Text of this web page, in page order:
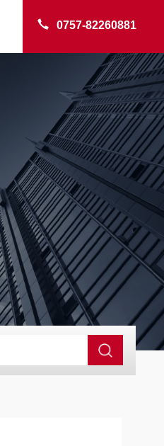
0757-82260881
佛山照明LED泛光灯 明欣